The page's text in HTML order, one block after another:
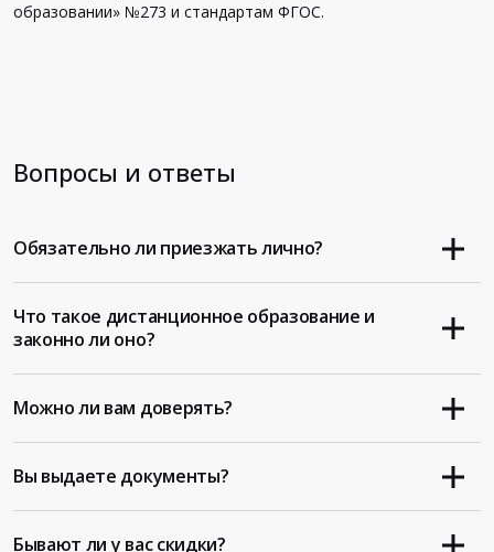
образовании» №273 и стандартам ФГОС.
Вопросы и ответы
Обязательно ли приезжать лично?
Что такое дистанционное образование и
законно ли оно?
Можно ли вам доверять?
Вы выдаете документы?
Бывают ли у вас скидки?